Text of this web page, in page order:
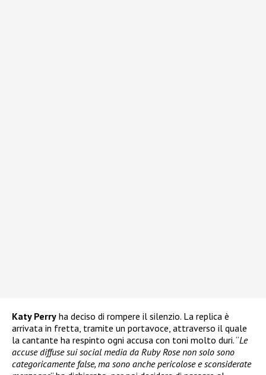
Katy Perry ha deciso di rompere il silenzio. La replica è
arrivata in fretta, tramite un portavoce, attraverso il quale
la cantante ha respinto ogni accusa con toni molto duri. “Le
accuse diffuse sui social media da Ruby Rose non solo sono
categoricamente false, ma sono anche pericolose e sconsiderate